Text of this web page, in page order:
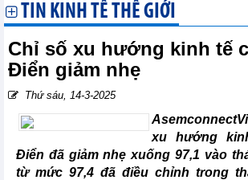
TIN KINH TẾ THẾ GIỚI
Chỉ số xu hướng kinh tế
Điển giảm nhẹ
Thứ sáu, 14-3-2025
xu hướng
Điển đã giảm nhẹ xuống 97,1 vào
từ mức 97,4 đã điều chỉnh trong